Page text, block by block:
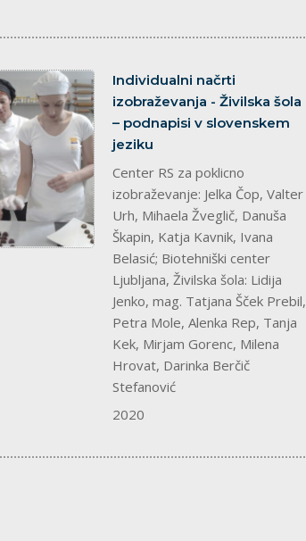
splet
Individualni načrti
izobraževanja - Živilska šola
– podnapisi v slovenskem
jeziku
Center RS za poklicno
izobraževanje: Jelka Čop, Valter
Urh, Mihaela Žveglič, Danuša
Škapin, Katja Kavnik, Ivana
Belasić; Biotehniški center
Ljubljana, Živilska šola: Lidija
Jenko, mag. Tatjana Šček Prebil,
Petra Mole, Alenka Rep, Tanja
Kek, Mirjam Gorenc, Milena
Hrovat, Darinka Berčič
Stefanović
2020